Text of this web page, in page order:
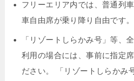
フリーエリア内では、普通列
車自由席が乗り降り自由です。
「リゾートしらかみ号」等、
利用の場合には、事前に指定
ださい。 「リゾートしらかみ